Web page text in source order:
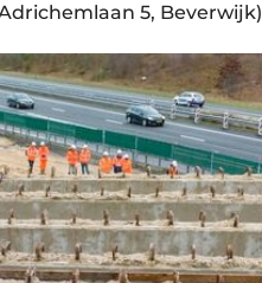
5, Beverwijk)